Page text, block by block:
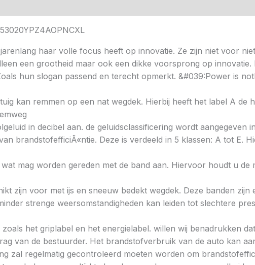
haar volle focus heeft op innovatie. Ze zijn niet voor
een grootheid maar ook een dikke voorsprong op
hun slogan passend en terecht opmerkt. &#039:Power is
kan remmen op een nat wegdek. Hierbij heeft het label A de
in decibel aan. de geluidsclassificering wordt aangegeven
brandstofefficiÃ«ntie. Deze is verdeeld in 5 klassen: A tot E.
mag worden gereden met de band aan. Hiervoor houdt u de
zijn voor met ijs en sneeuw bedekt wegdek. Deze banden zijn
strenge weersomstandigheden kan leiden tot slechtere
het griplabel en het energielabel. willen wij benadrukken
van de bestuurder. Het brandstofverbruik van de auto kan
zal regelmatig gecontroleerd moeten worden om